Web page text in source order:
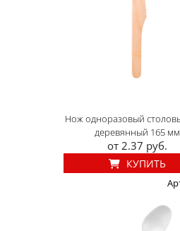
Нож одноразовый
деревянный 165 мм
от 2.37 руб.
КУПИТЬ